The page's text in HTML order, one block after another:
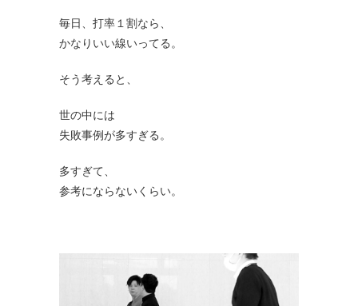
毎日、打率１割なら、
かなりいい線いってる。
そう考えると、
世の中には
失敗事例が多すぎる。
多すぎて、
参考にならないくらい。